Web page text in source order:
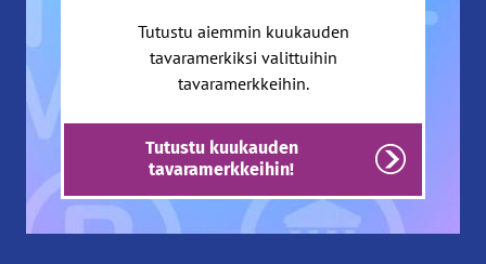
Tutustu aiemmin kuukauden
tavaramerkiksi valittuihin
tavaramerkkeihin.
Tutustu kuukauden
tavaramerkkeihin!